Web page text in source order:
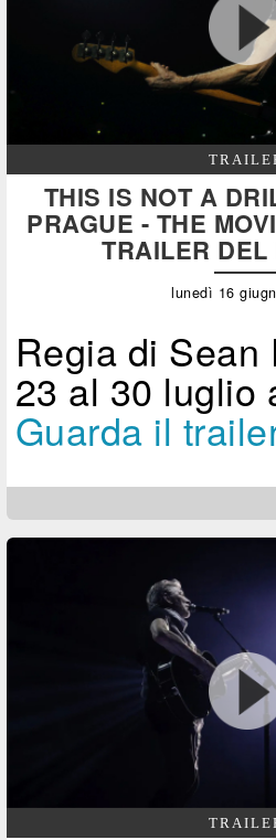
THIS IS NOT A
PRAGUE - THE
TRAILER
lunedì 16
Regia di Sean
23 al 30 luglio
Guarda il